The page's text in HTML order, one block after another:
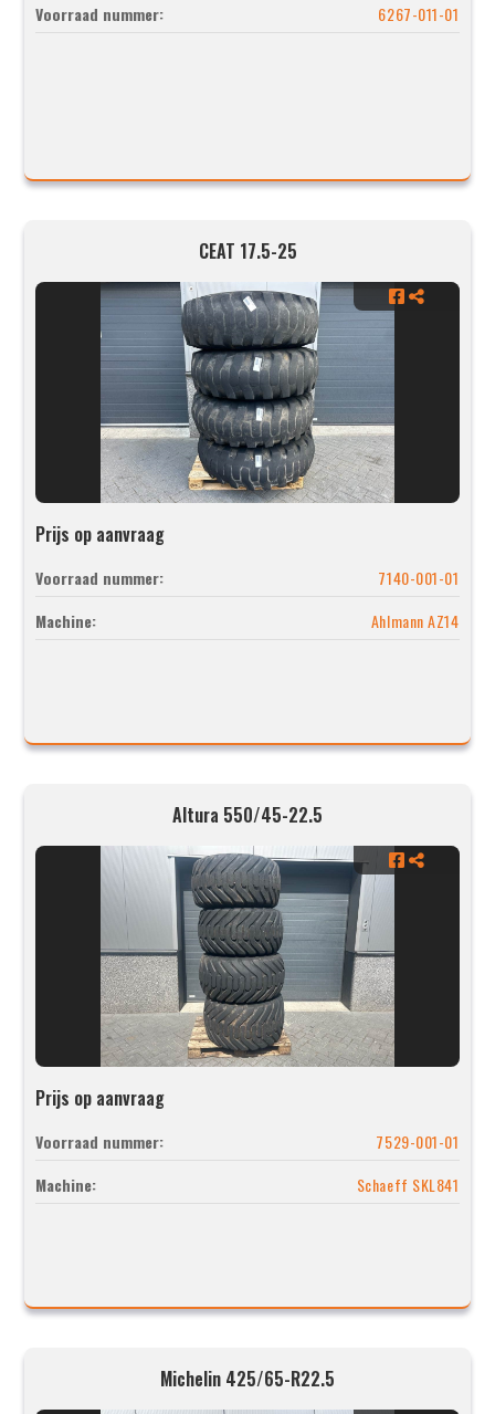
Voorraad nummer: 6267-011-01
CEAT 17.5-25
Prijs op aanvraag
Voorraad nummer:
7140-001-01
Machine:
Ahlmann AZ14
Altura 550/45-22.5
Prijs op aanvraag
Voorraad nummer:
7529-001-01
Machine:
Schaeff SKL841
Michelin 425/65-R22.5